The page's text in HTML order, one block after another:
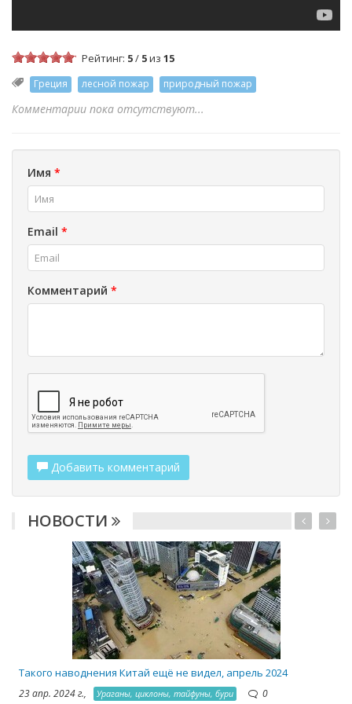
Рейтинг: 5/ 5из 15
Греция лесной пожар природный пожар
Комментарии пока отсутствуют...
Имя *
Email *
Комментарий *
Добавить комментарий
НОВОСТИ
Такого наводнения Китай ещё не видел, апрель 2024
23 апр. 2024 г., Ураганы, циклоны, тайфуны, бури 0